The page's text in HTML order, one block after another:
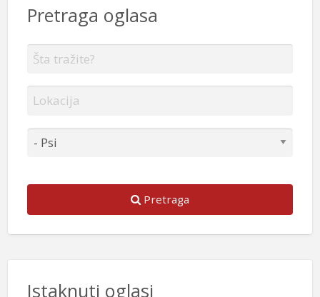
Pretraga oglasa
Pretraga
Istaknuti oglasi